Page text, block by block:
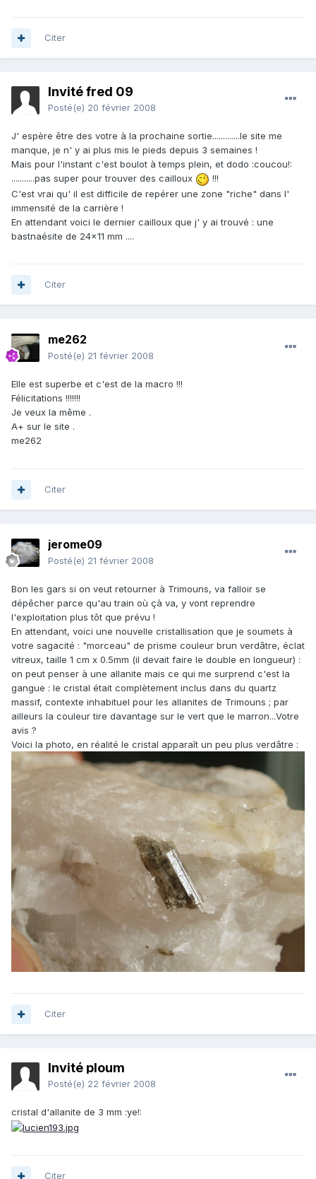
Citer
Invité fred 09
Posté(e) 20 février 2008
J' espère être des votre à la prochaine sortie.............le site me
manque, je n' y ai plus mis le pieds depuis 3 semaines !
Mais pour l'instant c'est boulot à temps plein, et dodo :coucou!:
...........pas super pour trouver des cailloux
!!!
C'est vrai qu' il est difficile de repérer une zone "riche" dans l'
immensité de la carrière !
En attendant voici le dernier cailloux que j' y ai trouvé : une
bastnaésite de 24x11 mm ....
Citer
me262
Posté(e) 21 février 2008
Elle est superbe et c'est de la macro !!!
Félicitations !!!!!!!
Je veux la même .
A+ sur le site .
me262
Citer
jerome09
Posté(e) 21 février 2008
Bon les gars si on veut retourner à Trimouns, va falloir se
dépêcher parce qu'au train où çà va, y vont reprendre
l'exploitation plus tôt que prévu !
En attendant, voici une nouvelle cristallisation que je soumets à
votre sagacité : "morceau" de prisme couleur brun verdâtre, éclat
vitreux, taille 1 cm x 0.5mm (il devait faire le double en longueur) :
on peut penser à une allanite mais ce qui me surprend c'est la
gangue : le cristal était complètement inclus dans du quartz
massif, contexte inhabituel pour les allanites de Trimouns ; par
ailleurs la couleur tire davantage sur le vert que le marron...Votre
avis ?
Voici la photo, en réalité le cristal apparaît un peu plus verdâtre :
Citer
Invité ploum
Posté(e) 22 février 2008
cristal d'allanite de 3 mm :ye!:
Citer